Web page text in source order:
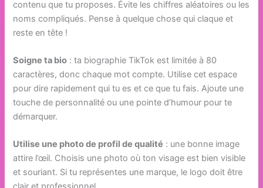
contenu que tu proposes. Évite les chiffres aléatoires ou les
noms compliqués. Pense à quelque chose qui claque et
reste en tête !
Soigne ta bio : ta biographie TikTok est limitée à 80
caractères, donc chaque mot compte. Utilise cet espace
pour dire rapidement qui tu es et ce que tu fais. Ajoute une
touche de personnalité ou une pointe d’humour pour te
démarquer.
Utilise une photo de profil de qualité : une bonne image
attire l’œil. Choisis une photo où ton visage est bien visible
et souriant. Si tu représentes une marque, le logo doit être